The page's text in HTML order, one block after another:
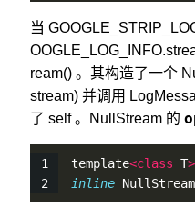
当
ream() 。其构造了一个
stream) 并调用
了 self 。NullStream 的
template<class T>
inline NullStream